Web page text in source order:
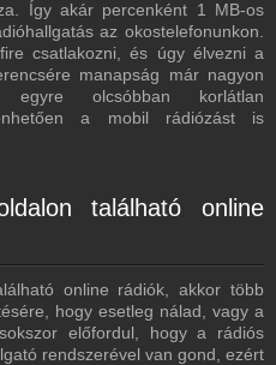
Így akár percenként 1 MB-os
az okostelefonunkon.
csatlakozni, és úgy élvezni a
manapság már nagyon
egyre olcsóbban korlátlan
a mobil rádiózást is
található online
online rádiók, akkor több
hogy esetleg nálad, vagy a
előfordul, hogy a rádiós
rendszerével van gond, ezért